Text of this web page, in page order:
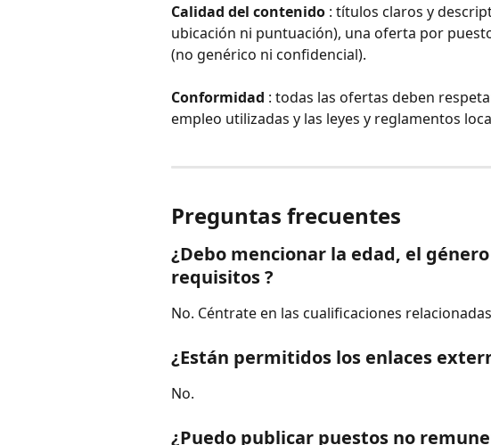
Calidad del contenido : títulos claros y
ubicación ni puntuación), una oferta por
(no genérico ni confidencial).
Conformidad : todas las ofertas deben
empleo utilizadas y las leyes y reglamentos
Preguntas frecuentes
¿Debo mencionar la edad, el
requisitos ?
No. Céntrate en las cualificaciones
¿Están permitidos los enlaces
No.
¿Puedo publicar puestos no